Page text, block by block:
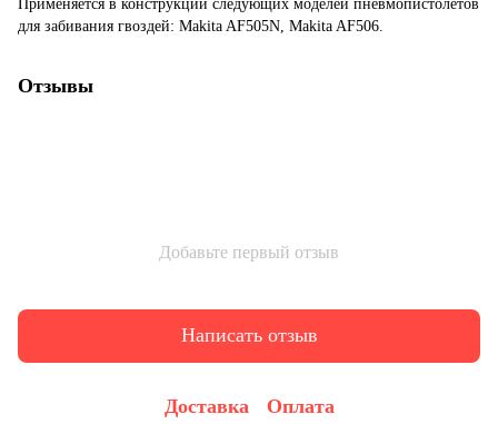
Применяется в конструкции следующих моделей пневмопистолетов
для забивания гвоздей: Makita AF505N, Makita AF506.
Отзывы
Добавьте первый отзыв
Написать отзыв
Доставка Оплата